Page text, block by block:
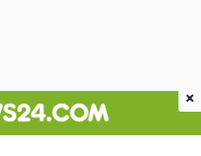
×